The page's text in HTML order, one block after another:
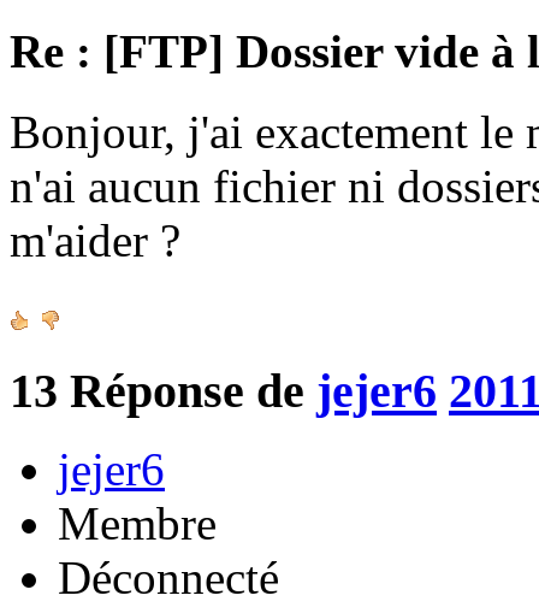
Re : [FTP] Dossier vide à
Bonjour, j'ai exactement le
n'ai aucun fichier ni
m'aider ?
13 Réponse de jejer6
jejer6
Membre
Déconnecté